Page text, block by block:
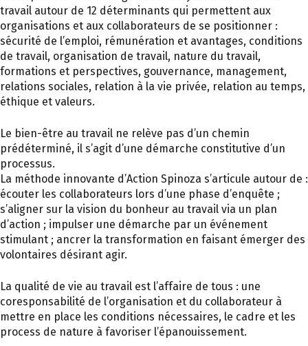
travail autour de 12 déterminants qui permettent aux
organisations et aux collaborateurs de se positionner :
sécurité de l’emploi, rémunération et avantages, conditions
de travail, organisation de travail, nature du travail,
formations et perspectives, gouvernance, management,
relations sociales, relation à la vie privée, relation au temps,
éthique et valeurs.
Le bien-être au travail ne relève pas d’un chemin
prédéterminé, il s’agit d’une démarche constitutive d’un
processus.
La méthode innovante d’Action Spinoza s’articule autour de :
écouter les collaborateurs lors d’une phase d’enquête ;
s’aligner sur la vision du bonheur au travail via un plan
d’action ; impulser une démarche par un événement
stimulant ; ancrer la transformation en faisant émerger des
volontaires désirant agir.
La qualité de vie au travail est l’affaire de tous : une
coresponsabilité de l’organisation et du collaborateur à
mettre en place les conditions nécessaires, le cadre et les
process de nature à favoriser l’épanouissement.